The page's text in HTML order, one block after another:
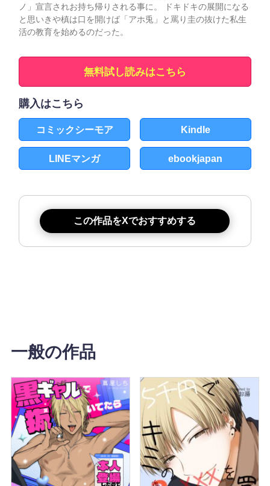
ノ」宣言されお持ち帰りされる事に。 ドキドキの展開になる
と思いきや槙は口を開けば「アホ兎」と罵り圭の抜けた私生
活の教育を始めるのだった。
無料試し読みはこちら
購入はこちら
コミックシーモア Kindle
LINEマンガ ebookjapan
この作品をXでおすすめする
一般の作品